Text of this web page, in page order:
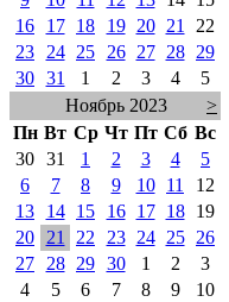
16
17 18 19 20 21
22
23
24 25 26 27 28
29
30 31 1 2 3 4
5
Ноябрь 2023
>
Пн Вт Ср Чт Пт Сб Вс
30 31 1 2 3 4
5
6
7 8 9 10 11
12
13
14 15 16 17 18
19
20
21 22 23 24 25
26
27
28 29 30 1 2
3
4
5 6 7 8 9 10